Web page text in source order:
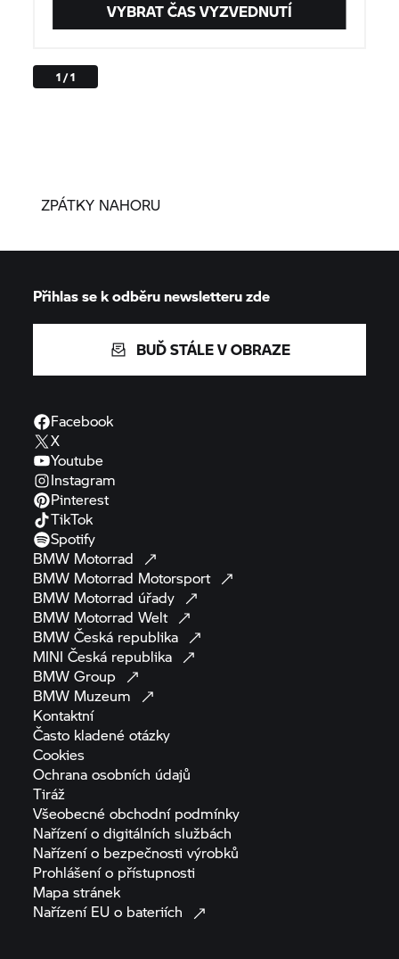
1 / 1
VYBRAT ČAS VYZVEDNUTÍ
ZPÁTKY NAHORU
Přihlas se k odběru newsletteru zde
BUĎ STÁLE V OBRAZE
Facebook
X
Youtube
Instagram
Pinterest
TikTok
Spotify
BMW Motorrad
BMW Motorrad Motorsport
BMW Motorrad úřady
BMW Motorrad Welt
BMW Česká republika
MINI Česká republika
BMWGroup
BMW Muzeum
Kontaktní
Často kladenéotázky
Cookies
Ochrana osobních údajů
Tiráž
Všeobecné obchodní podmínky
Nařízení o digitálníchslužbách
Nařízení o bezpečnostivýrobků
Prohlášení o přístupnosti
Mapastránek
Nařízení EU o bateriích